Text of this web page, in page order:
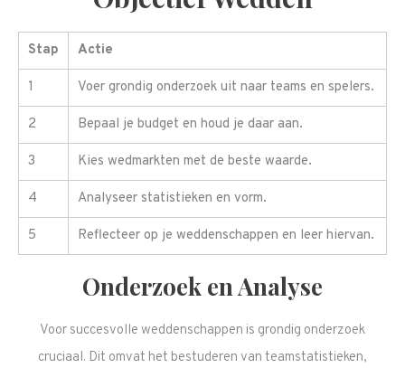
Stap Actie
1 Voer grondig onderzoek uit naar teams en spelers.
2 Bepaal je budget en houd je daar aan.
3 Kies wedmarkten met de beste waarde.
4 Analyseer statistieken en vorm.
5 Reflecteer op je weddenschappen en leer hiervan.
Onderzoek en Analyse
Voor succesvolle weddenschappen is grondig onderzoek
cruciaal. Dit omvat het bestuderen van teamstatistieken,